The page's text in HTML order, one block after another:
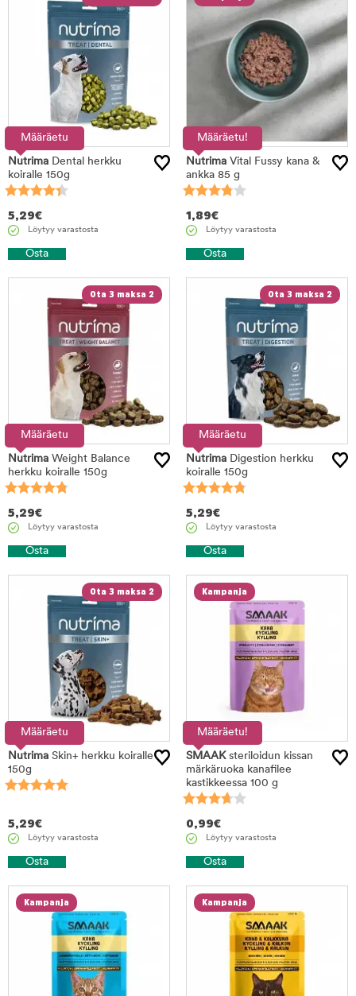
Määräetu
Nutrima Dental herkku
koiralle 150g
5,29€
Löytyy varastosta
Osta
Määräetu!
Nutrima Vital Fussy kana &
ankka 85 g
1,89€
Löytyy varastosta
Osta
Ota 3 maksa 2
Määräetu
Nutrima Weight Balance
herkku koiralle 150g
5,29€
Löytyy varastosta
Osta
Ota 3 maksa 2
Määräetu
Nutrima Digestion herkku
koiralle 150g
5,29€
Löytyy varastosta
Osta
Ota 3 maksa 2
Määräetu
Nutrima Skin+ herkku koiralle
150g
5,29€
Löytyy varastosta
Osta
Kampanja
Määräetu!
SMAAKsteriloidun kissan
märkäruoka kanafilee
kastikkeessa 100 g
0,99€
Löytyy varastosta
Osta
Kampanja Kampanja